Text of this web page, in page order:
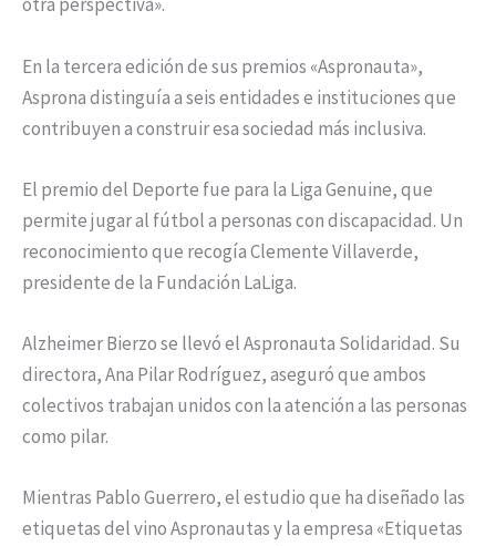
otra perspectiva».
En la tercera edición de sus premios «Aspronauta»,
Asprona distinguía a seis entidades e instituciones que
contribuyen a construir esa sociedad más inclusiva.
El premio del Deporte fue para la Liga Genuine, que
permite jugar al fútbol a personas con discapacidad. Un
reconocimiento que recogía Clemente Villaverde,
presidente de la Fundación LaLiga.
Alzheimer Bierzo se llevó el Aspronauta Solidaridad. Su
directora, Ana Pilar Rodríguez, aseguró que ambos
colectivos trabajan unidos con la atención a las personas
como pilar.
Mientras Pablo Guerrero, el estudio que ha diseñado las
etiquetas del vino Aspronautas y la empresa «Etiquetas